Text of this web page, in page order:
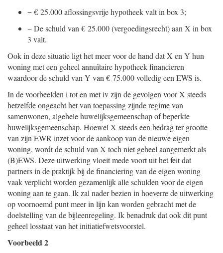
−€ 25.000 aflossingsvrije hypotheek valt in box 3;
−De schuld van € 25.000 (vergoedingsrecht) aan X in box
3 valt.
Ook in deze situatie ligt het meer voor de hand dat X en Y hun
woning met een geheel annuïtaire hypotheek financieren
waardoor de schuld van Y van € 75.000 volledig een EWS is.
In de voorbeelden i tot en met iv zijn de gevolgen voor X steeds
hetzelfde ongeacht het van toepassing zijnde regime van
samenwonen, algehele huwelijksgemeenschap of beperkte
huwelijksgemeenschap. Hoewel X steeds een bedrag ter grootte
van zijn EWR inzet voor de aankoop van de nieuwe eigen
woning, wordt de schuld van X toch niet geheel aangemerkt als
(B)EWS. Deze uitwerking vloeit mede voort uit het feit dat
partners in de praktijk bij de financiering van de eigen woning
vaak verplicht worden gezamenlijk alle schulden voor de eigen
woning aan te gaan. Ik zal nader bezien in hoeverre de uitwerking
op voornoemd punt meer in lijn kan worden gebracht met de
doelstelling van de bijleenregeling. Ik benadruk dat ook dit punt
geheel losstaat van het initiatiefwetsvoorstel.
Voorbeeld 2